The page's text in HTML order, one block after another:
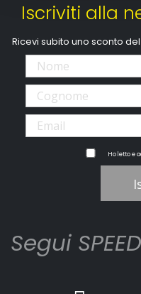
Iscriviti alla
Ricevi subito uno sconto
Ho letto e
Segui